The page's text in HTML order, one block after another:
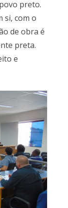
preto.
si, com o
de obra é
preta.
e